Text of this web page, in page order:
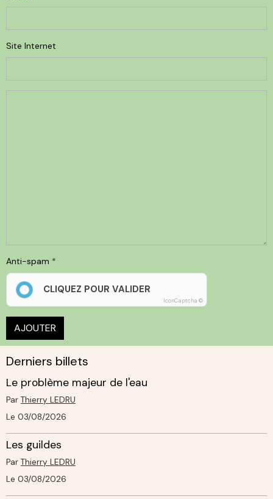
Site Internet
Anti-spam
CLIQUEZ POUR VALIDER
IconCaptcha ©
AJOUTER
Derniers billets
Le problème majeur de l'eau
Par Thierry LEDRU
Le 03/08/2026
Les guildes
Par Thierry LEDRU
Le 03/08/2026